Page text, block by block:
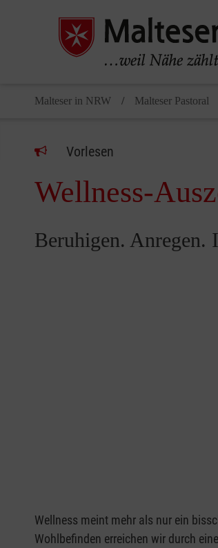
Malteser in NRW Malteser Pastoral
Vorlesen
Wellness-
Beruhigen. Anregen.
Wellness meint mehr als nur ein
Wohlbefinden erreichen wir durch